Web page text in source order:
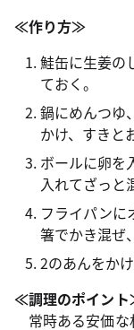
≪作り方≫
鮭缶に生姜の
ておく。
鍋にめんつゆ
かけ、すきと
ボールに卵を
入れてざっと
フライパンに
箸でかき混ぜ
2のあんをか
≪調理のポイン
常時ある安価な